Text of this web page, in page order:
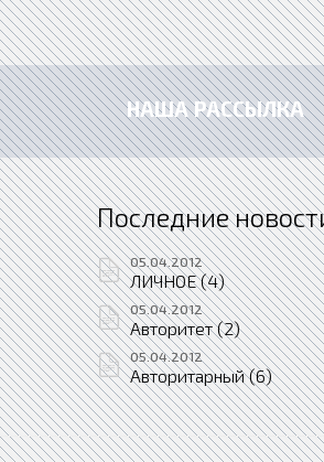
НАША РАССЫЛКА
Последние
05.04.2012
ЛИЧНОЕ (4)
05.04.2012
Авторитет (2)
05.04.2012
Авторитарный (6)